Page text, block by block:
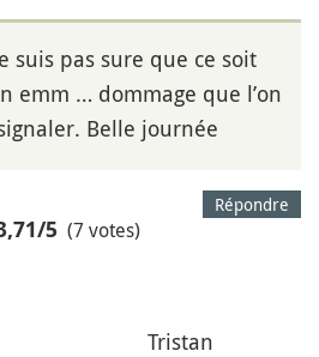
suis pas sure que ce soit
emm … dommage que l’on
Belle journée
Répondre
/5 (7 votes)
Tristan